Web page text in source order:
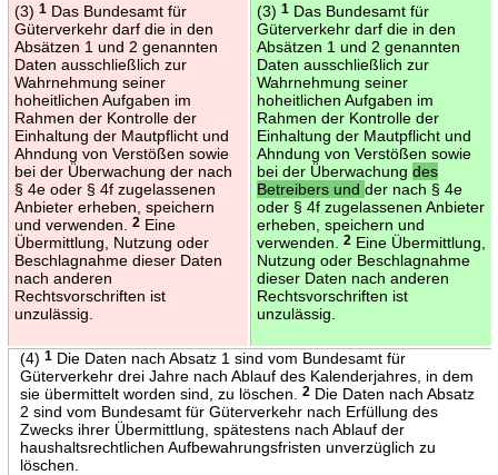
(3) 1Das Bundesamt für
Güterverkehr darf die in den
Absätzen 1 und 2 genannten
Daten ausschließlich zur
Wahrnehmung seiner
hoheitlichen Aufgaben im
Rahmen der Kontrolle der
Einhaltung der Mautpflicht und
Ahndung von Verstößen sowie
bei der Überwachung der nach
§ 4e oder § 4f zugelassenen
Anbieter erheben, speichern
und verwenden.
2Eine
Übermittlung, Nutzung oder
Beschlagnahme dieser Daten
nach anderen
Rechtsvorschriften ist
unzulässig.
(3) 1Das Bundesamt für
Güterverkehr darf die in den
Absätzen 1 und 2 genannten
Daten ausschließlich zur
Wahrnehmung seiner
hoheitlichen Aufgaben im
Rahmen der Kontrolle der
Einhaltung der Mautpflicht und
Ahndung von Verstößen sowie
bei der Überwachung des
Betreibers und der nach § 4e
oder § 4f zugelassenen Anbieter
erheben, speichern und
verwenden.
2Eine Übermittlung,
Nutzung oder Beschlagnahme
dieser Daten nach anderen
Rechtsvorschriften ist
unzulässig.
(4) 1Die Daten nach Absatz 1 sind vom Bundesamt für
Güterverkehr drei Jahre nach Ablauf des Kalenderjahres, in dem
sie übermittelt worden sind, zu löschen.
2Die Daten nach Absatz
2 sind vom Bundesamt für Güterverkehr nach Erfüllung des
Zwecks ihrer Übermittlung, spätestens nach Ablauf der
haushaltsrechtlichen Aufbewahrungsfristen unverzüglich zu
löschen.